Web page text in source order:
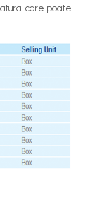
care poate